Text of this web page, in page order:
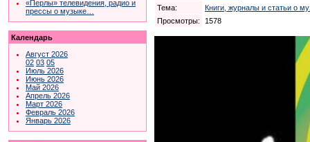
«Перлы» телевидения, радио и
прессы о музыке…
Календарь
Август 2026
02 03 05
Июль 2026
Июнь 2026
Май 2026
Апрель 2026
Март 2026
Февраль 2026
Январь 2026
Тема:
Книги, журналы и статьи о
Просмотры:
1578